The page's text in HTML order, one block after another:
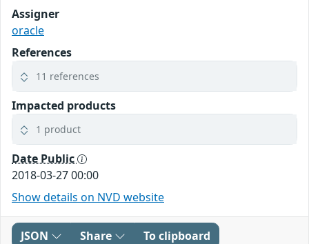
Assigner
oracle
References
11 references
Impacted products
1 product
Date Public
2018-03-27 00:00
Show details on NVD website
JSON Share To clipboard